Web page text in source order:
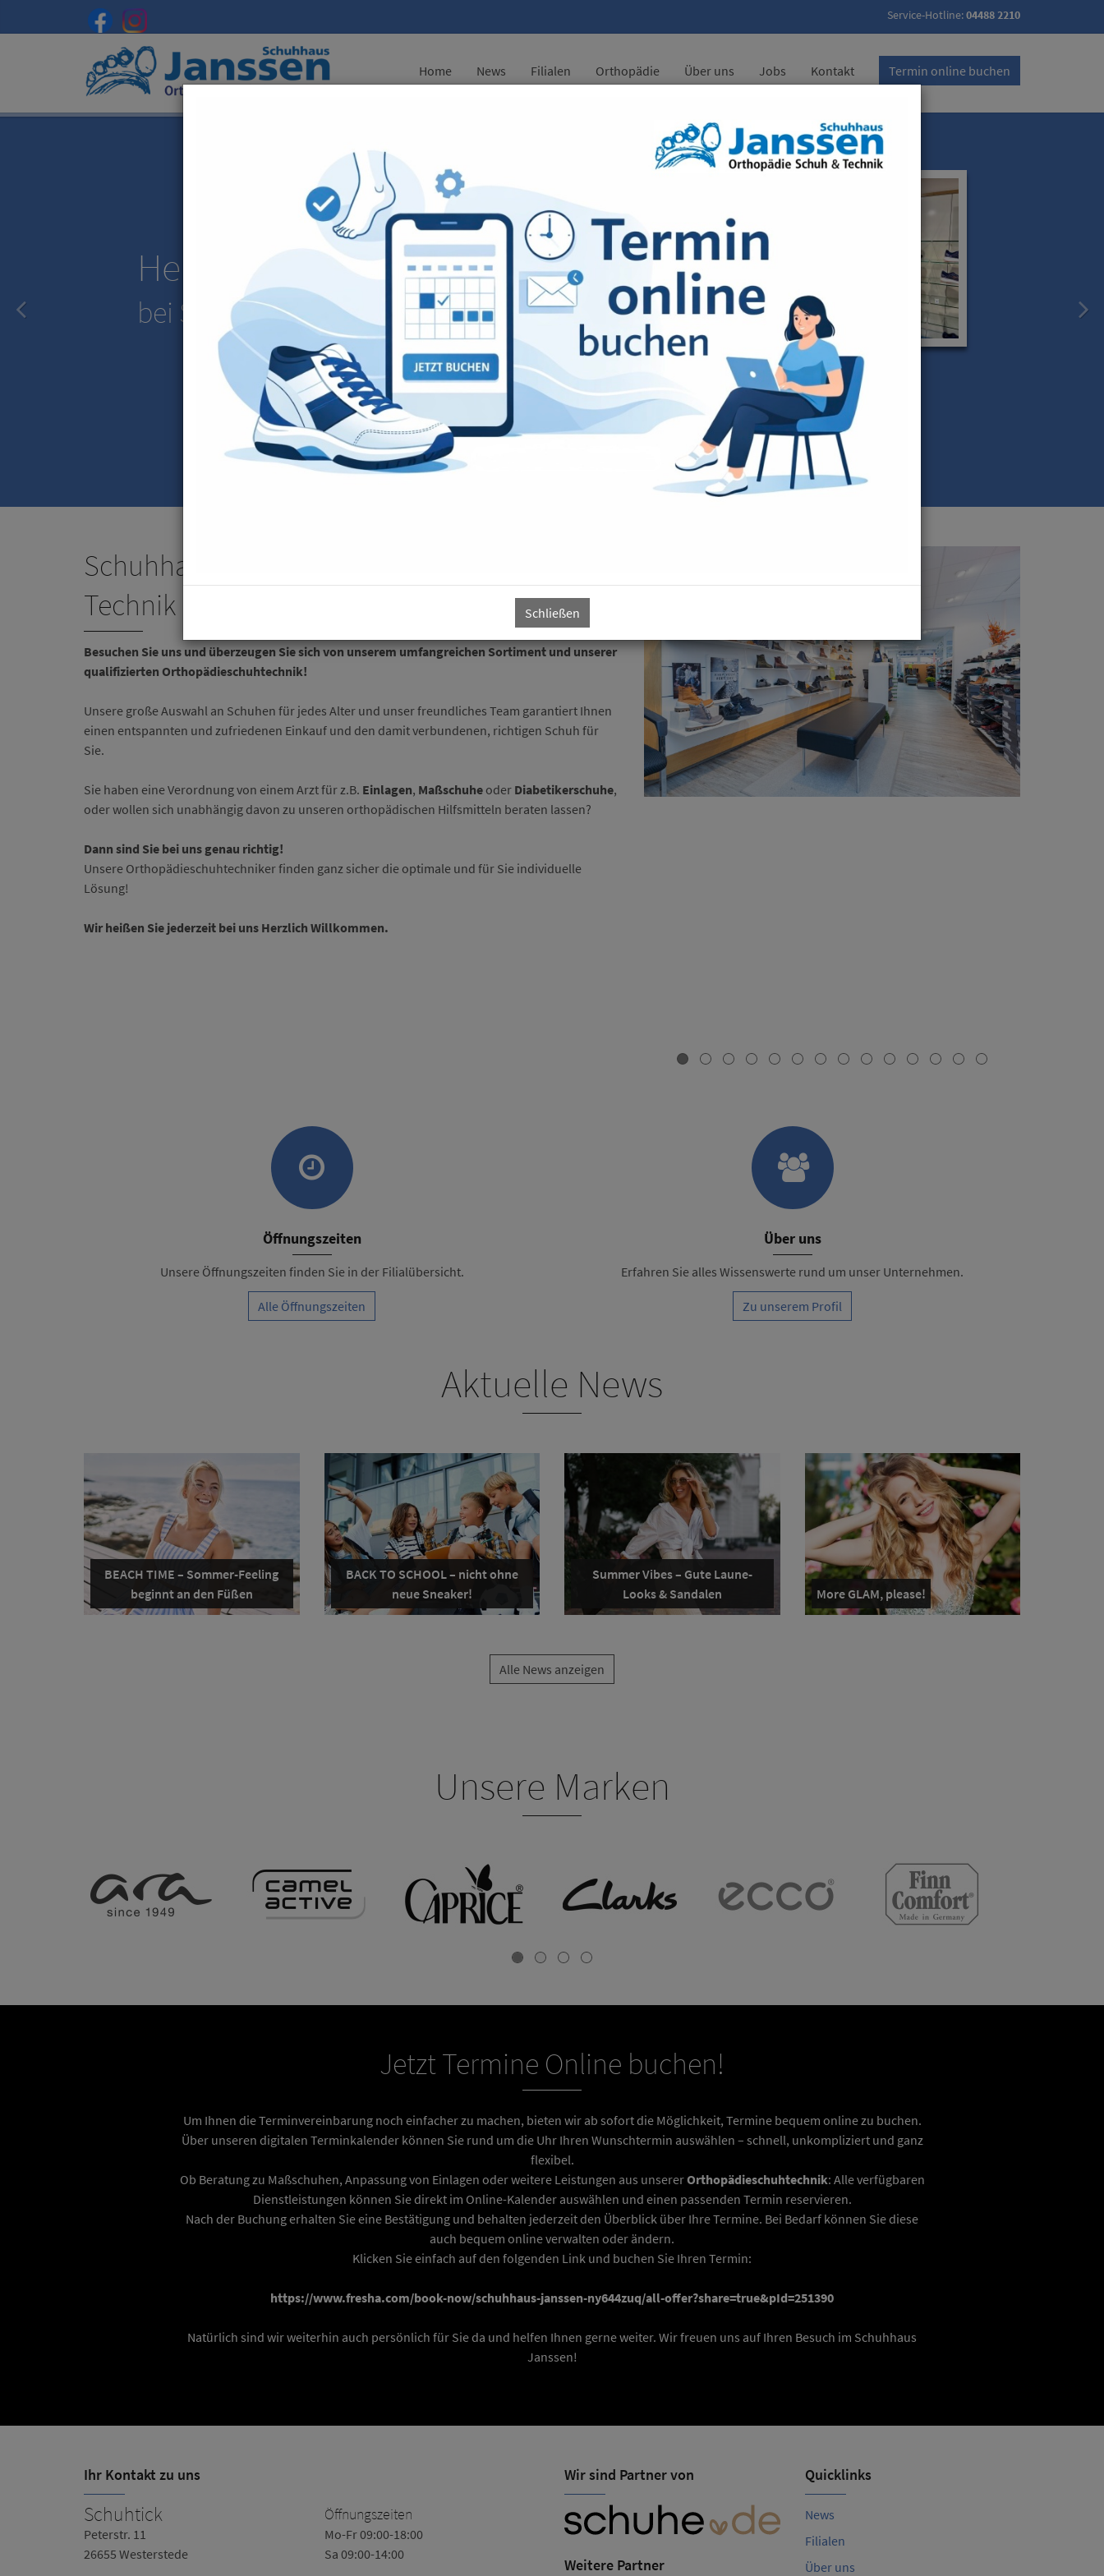
Service-Hotline:04488 2210
Home News Filialen Orthopädie Über uns Jobs Kontakt Termin online buchen
Herzlich willkommen
bei Schuhhaus Janssen
Schuhhaus Janssen Orthopädie Schuh &
Technik
Besuchen Sie uns und überzeugen Sie sich von unserem umfangreichen Sortiment und unserer
qualifizierten Orthopädieschuhtechnik!
Unsere große Auswahl an Schuhen für jedes Alter und unser freundliches Team garantiert Ihnen
einen entspannten und zufriedenen Einkauf und den damit verbundenen, richtigen Schuh für
Sie.
Sie haben eine Verordnung von einem Arzt für z.B. Einlagen, Maßschuhe oder Diabetikerschuhe,
oder wollen sich unabhängig davon zu unseren orthopädischen Hilfsmitteln beraten lassen?
Dann sind Sie bei uns genau richtig!
Unsere Orthopädieschuhtechniker finden ganz sicher die optimale und für Sie individuelle
Lösung!
Wir heißen Sie jederzeit bei uns Herzlich Willkommen.
Öffnungszeiten
Unsere Öffnungszeiten finden Sie in der Filialübersicht.
Alle Öffnungszeiten
Über uns
Erfahren Sie alles Wissenswerte rund um unser Unternehmen.
Zu unserem Profil
Aktuelle News
BEACH TIME – Sommer-Feeling
beginnt an den Füßen
BACK TO SCHOOL – nicht ohne
neue Sneaker!
Summer Vibes – Gute Laune-
Looks & Sandalen
More GLAM, please!
Alle News anzeigen
Unsere Marken
Jetzt Termine Online buchen!
Um Ihnen die Terminvereinbarung noch einfacher zu machen, bieten wir ab sofort die Möglichkeit, Termine bequem online zu buchen.
Über unseren digitalen Terminkalender können Sie rund um die Uhr Ihren Wunschtermin auswählen – schnell, unkompliziert und ganz
flexibel.
Ob Beratung zu Maßschuhen, Anpassung von Einlagen oder weitere Leistungen aus unsererOrthopädieschuhtechnik: Alle verfügbaren
Dienstleistungen können Sie direkt im Online-Kalender auswählen und einen passenden Termin reservieren.
Nach der Buchung erhalten Sie eine Bestätigung und behalten jederzeit den Überblick über Ihre Termine. Bei Bedarf können Sie diese
auch bequem online verwalten oder ändern.
Klicken Sie einfach auf den folgenden Link und buchen Sie Ihren Termin:
https://www.fresha.com/book-now/schuhhaus-janssen-ny644zuq/all-offer?share=true&pId=251390
Natürlich sind wir weiterhin auch persönlich für Sie da und helfen Ihnen gerne weiter. Wir freuen uns auf Ihren Besuch im Schuhhaus
Janssen!
Ihr Kontakt zu uns
Schuhtick
Peterstr. 11
26655 Westerstede
Öffnungszeiten
Mo-Fr 09:00-18:00
Sa 09:00-14:00
Schuhhaus Janssen
Ostertorstraße 81
Öffnungszeiten
Mo-Fr 08:30-12:30, 14:00-18:00
Wir sind Partner von
Weitere Partner
Quicklinks
News
Filialen
Über uns
Schließen